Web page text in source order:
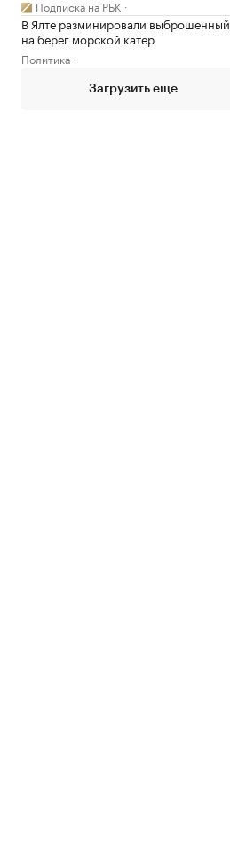
Подписка на РБК
В Ялте разминировали выброшенный
на берег морской катер
Политика
Загрузить еще